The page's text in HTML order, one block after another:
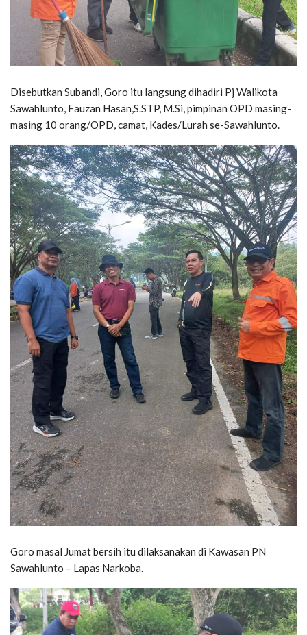
Disebutkan Subandi, Goro itu langsung dihadiri Pj Walikota
Sawahlunto, Fauzan Hasan,S.STP, M.Si, pimpinan OPD masing-
masing 10 orang/OPD, camat, Kades/Lurah se-Sawahlunto.
Goro masal Jumat bersih itu dilaksanakan di Kawasan PN
Sawahlunto – Lapas Narkoba.